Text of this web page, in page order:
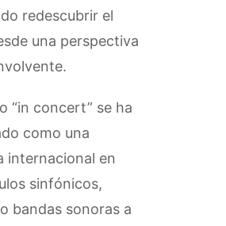
redescubrir el
una perspectiva
“in concert” se ha
como una
internacional en
sinfónicos,
bandas sonoras a